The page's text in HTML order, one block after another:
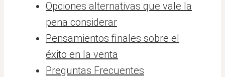
Opciones alternativas que vale la
pena considerar
Pensamientos finales sobre el
éxito en la venta
Preguntas Frecuentes